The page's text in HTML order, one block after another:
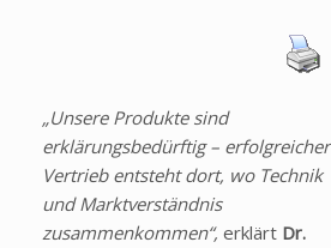
„Unsere Produkte sind
erklärungsbedürftig – erfolgreicher
Vertrieb entsteht dort, wo Technik
und Marktverständnis
zusammenkommen“, erklärt Dr.